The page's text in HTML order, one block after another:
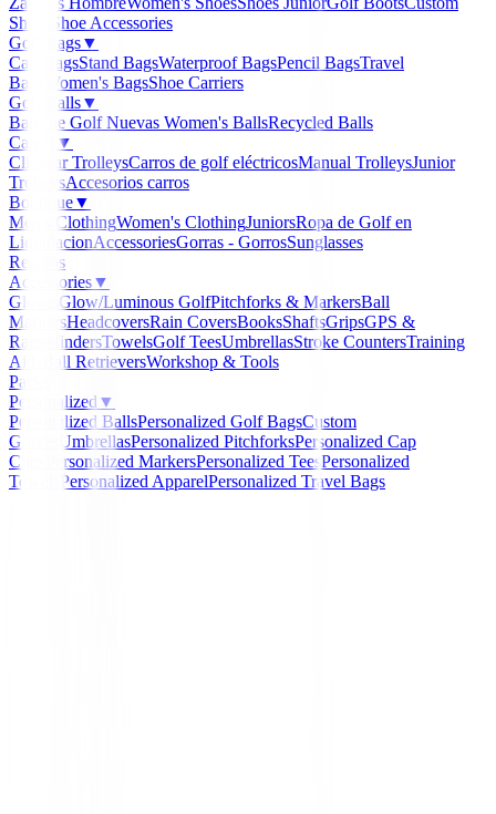
Shoes
Shoe Accessories
Golf Bags▼
Cart BagsStand BagsWaterproof BagsPencil BagsTravel
Bags
Women's BagsShoe Carriers
Golf Balls▼
Balls de Golf Nuevas Women's BallsRecycled Balls
Carros
▼
Clicgear TrolleysCarros de golf eléctricosManual TrolleysJunior
TrolleysAccesorios carros
Boutique▼
Men's ClothingWomen's ClothingJuniorsRopa de Golf en
LiquidacionAccessoriesGorras - GorrosSunglasses
Regalos
Accessories▼
Gloves Glow/Luminous GolfPitchforks & MarkersBall
MarkersHeadcoversRain CoversBooksShaftsGripsGPS &
RangefindersTowelsGolf TeesUmbrellasStroke CountersTraining
Aids
Ball RetrieversWorkshop & Tools
Packs
Personalized ▼
Personalized BallsPersonalized Golf BagsCustom
Gloves
UmbrellasPersonalized PitchforksPersonalized Cap
Clips
Personalized MarkersPersonalized TeesPersonalized
Towels
Personalized ApparelPersonalized Travel Bags